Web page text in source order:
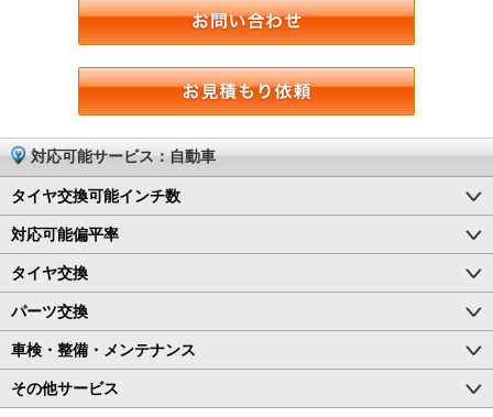
対応可能サービス：自動車
タイヤ交換可能インチ数
対応可能偏平率
タイヤ交換
パーツ交換
車検・整備・メンテナンス
その他サービス